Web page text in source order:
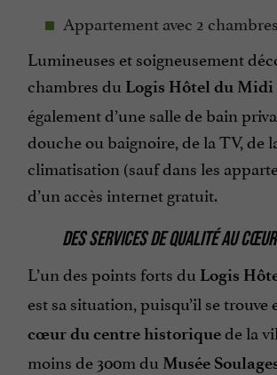
Appartement avec 2
Lumineuses et soigneusement
chambres du Logis Hôtel du Midi
également d’une salle de bain
douche ou baignoire, de la TV, de
climatisation (sauf dans les
d’un accès internet gratuit.
DES SERVICES DE QUALITÉ AU
L’un des points forts du Logis
est sa situation, puisqu’il se trouve
cœur du centre historiquede la
moins de 300m du Musée